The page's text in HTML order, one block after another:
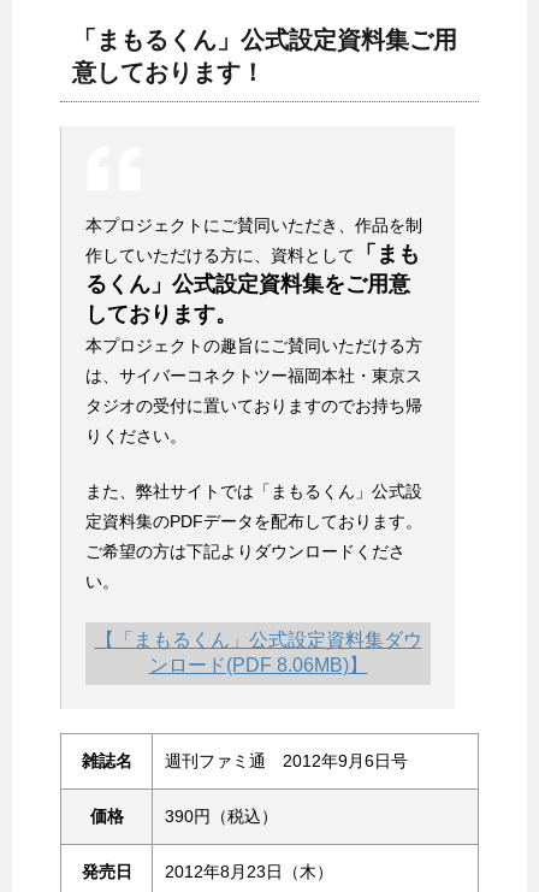
「まもるくん」公式設定資料集ご用
意しております！
本プロジェクトにご賛同いただき、作品を制
作していただける方に、資料として
「まも
るくん」公式設定資料集をご用意
しております。
本プロジェクトの趣旨にご賛同いただける方
は、サイバーコネクトツー福岡本社・東京ス
タジオの受付に置いておりますのでお持ち帰
りください。
また、弊社サイトでは「まもるくん」公式設
定資料集のPDFデータを配布しております。
ご希望の方は下記よりダウンロードくださ
い。
【「まもるくん」公式設定資料集ダウ
ンロード(PDF 8.06MB)】
雑誌名 週刊ファミ通 2012年9月6日号
価格 390円（税込）
発売日 2012年8月23日（木）